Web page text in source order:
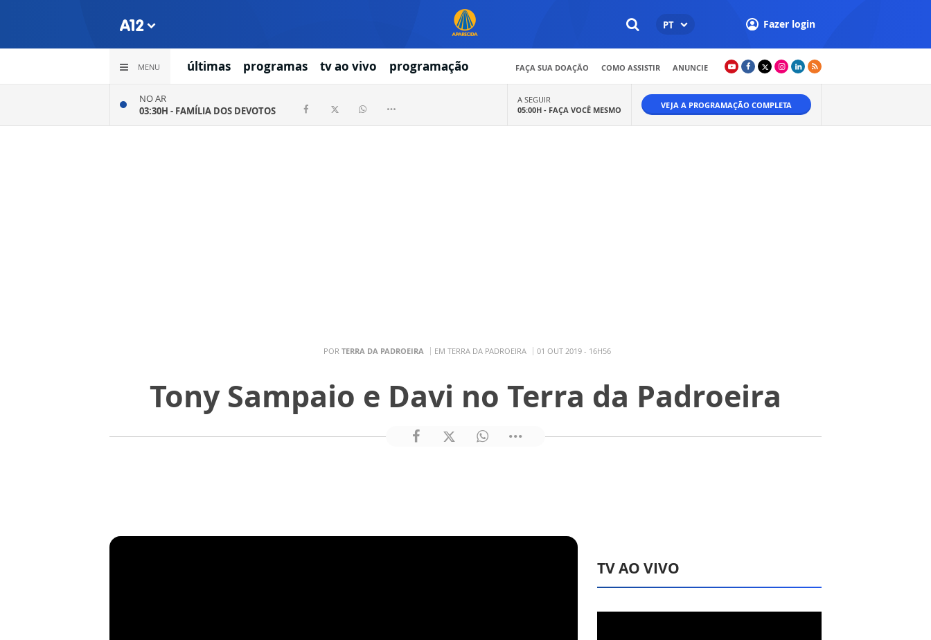
PT Fazer login
MENU últimas programas tv ao vivo programação FAÇA SUA DOAÇÃO COMO ASSISTIR ANUNCIE
NO AR
03:30H - FAMÍLIA DOS DEVOTOS
A SEGUIR
05:00H - FAÇA VOCÊ MESMO VEJA A PROGRAMAÇÃO COMPLETA
POR TERRA DA PADROEIRA EM TERRA DA PADROEIRA 01 OUT 2019 - 16H56
Tony Sampaio e Davi no Terra da Padroeira
TV AO VIVO